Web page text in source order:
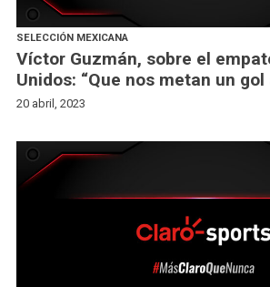
SELECCIÓN MEXICANA
Víctor Guzmán, sobre el
Unidos: “Que nos metan un
20 abril, 2023